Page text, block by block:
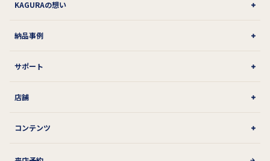
KAGURAの想い
納品事例
サポート
店舗
コンテンツ